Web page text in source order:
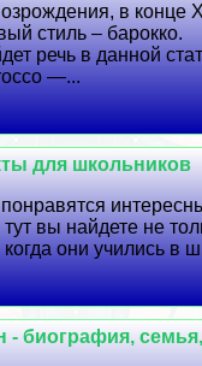
в конце
стиль – барокко.
речь в данной
—...
для школьников
вы найдете не
они учились в
- биография,